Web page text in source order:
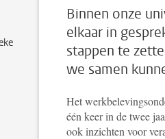
Binnen onze
elkaar in
stappen te
we samen
Het
één keer in de twee
ook inzichten voor